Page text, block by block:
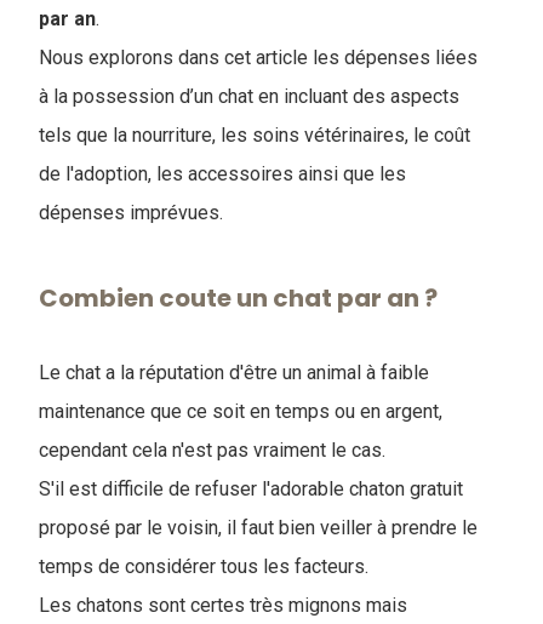
par an.
Nous explorons dans cet article les dépenses liées
à la possession d’un chat en incluant des aspects
tels que la nourriture, les soins vétérinaires, le coût
de l'adoption, les accessoires ainsi que les
dépenses imprévues.
Combien coute un chat par an ?
Le chat a la réputation d'être un animal à faible
maintenance que ce soit en temps ou en argent,
cependant cela n'est pas vraiment le cas.
S'il est difficile de refuser l'adorable chaton gratuit
proposé par le voisin, il faut bien veiller à prendre le
temps de considérer tous les facteurs.
Les chatons sont certes très mignons mais